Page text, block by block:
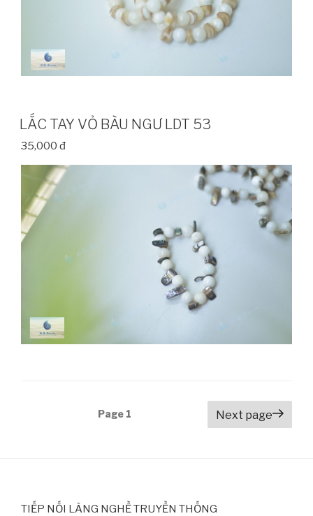
LẮC TAY VỎ BÀU NGƯ LDT 53
35,000 đ
Page 1 Next page
TIẾP NỐI LÀNG NGHỀ TRUYỀN THỐNG